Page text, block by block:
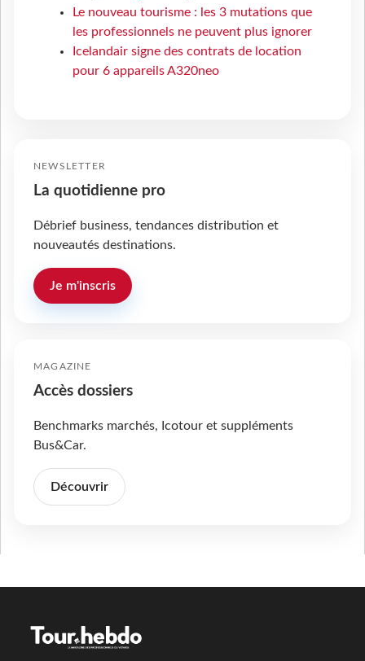
Le nouveau tourisme : les 3 mutations que
les professionnels ne peuvent plus ignorer
Icelandair signe des contrats de location
pour 6 appareils A320neo
NEWSLETTER
La quotidienne pro
Débrief business, tendances distribution et
nouveautés destinations.
Je m'inscris
MAGAZINE
Accès dossiers
Benchmarks marchés, Icotour et suppléments
Bus&Car.
Découvrir